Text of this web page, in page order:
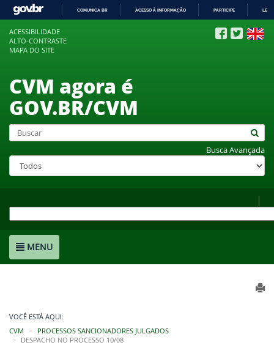
COMUNICA BR ACESSO À INFORMAÇÃO PARTICIPE
ACESSIBILIDADE
ALTO-CONTRASTE
MAPA DO SITE
CVM agora é
GOV.BR/CVM
Busca Avançada
MENU
VOCÊ ESTÁ AQUI:
CVM
PROCESSOS SANCIONADORES JULGADOS
DESPACHO NO PROCESSO 10/08